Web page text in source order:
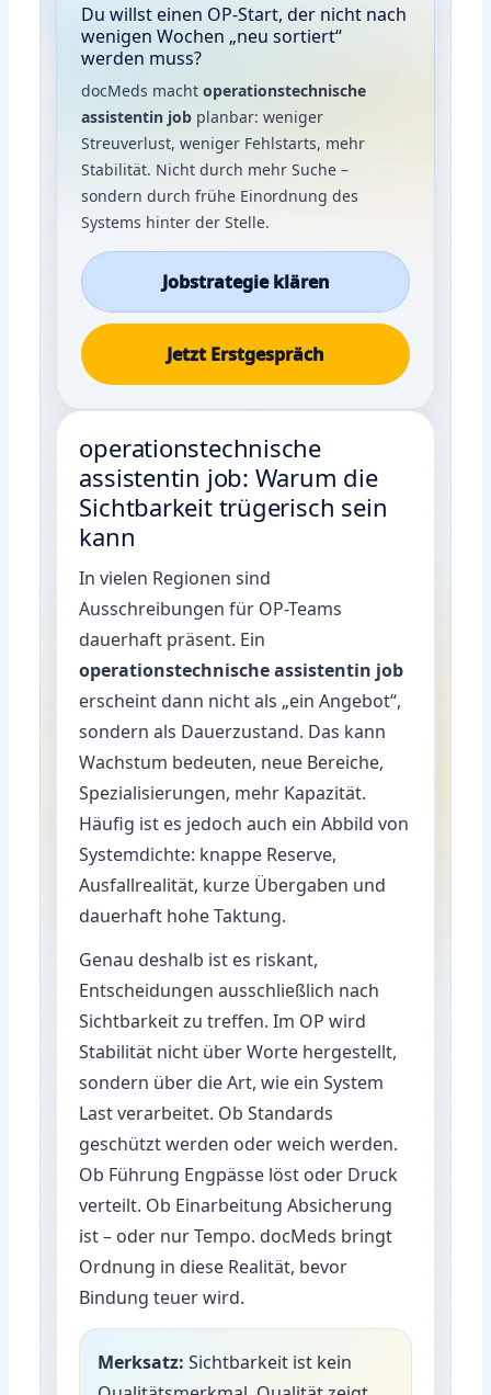
Du willst einen OP-Start, der nicht nach
wenigen Wochen „neu sortiert“
werden muss?
docMeds machtoperationstechnische
assistentin job planbar: weniger
Streuverlust, weniger Fehlstarts, mehr
Stabilität. Nicht durch mehr Suche –
sondern durch frühe Einordnung des
Systems hinter der Stelle.
Jobstrategie klären
Jetzt Erstgespräch
operationstechnische
assistentin job: Warum die
Sichtbarkeit trügerisch sein
kann
In vielen Regionen sind
Ausschreibungen für OP-Teams
dauerhaft präsent. Ein
operationstechnische assistentin job
erscheint dann nicht als „ein Angebot“,
sondern als Dauerzustand. Das kann
Wachstum bedeuten, neue Bereiche,
Spezialisierungen, mehr Kapazität.
Häufig ist es jedoch auch ein Abbild von
Systemdichte: knappe Reserve,
Ausfallrealität, kurze Übergaben und
dauerhaft hohe Taktung.
Genau deshalb ist es riskant,
Entscheidungen ausschließlich nach
Sichtbarkeit zu treffen. Im OP wird
Stabilität nicht über Worte hergestellt,
sondern über die Art, wie ein System
Last verarbeitet. Ob Standards
geschützt werden oder weich werden.
Ob Führung Engpässe löst oder Druck
verteilt. Ob Einarbeitung Absicherung
ist – oder nur Tempo. docMeds bringt
Ordnung in diese Realität, bevor
Bindung teuer wird.
Merksatz: Sichtbarkeit ist kein